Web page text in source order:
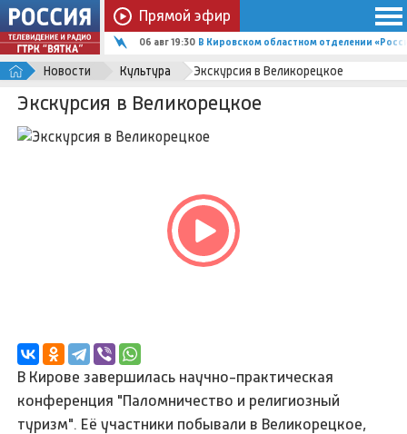
Прямой эфир
06 авг 19:30 В Кировском областном отделении
Новости Культура Экскурсия в Великорецкое
Экскурсия в Великорецкое
В Кирове завершилась научно-практическая
конференция "Паломничество и религиозный
туризм". Её участники побывали в Великорецкое,